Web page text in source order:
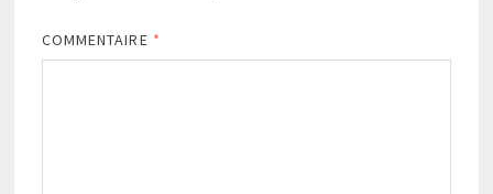
COMMENTAIRE *